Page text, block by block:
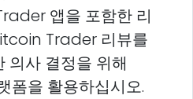
앱을 포함한 리
Trader 리뷰를
의사 결정을 위해
을 활용하십시오.